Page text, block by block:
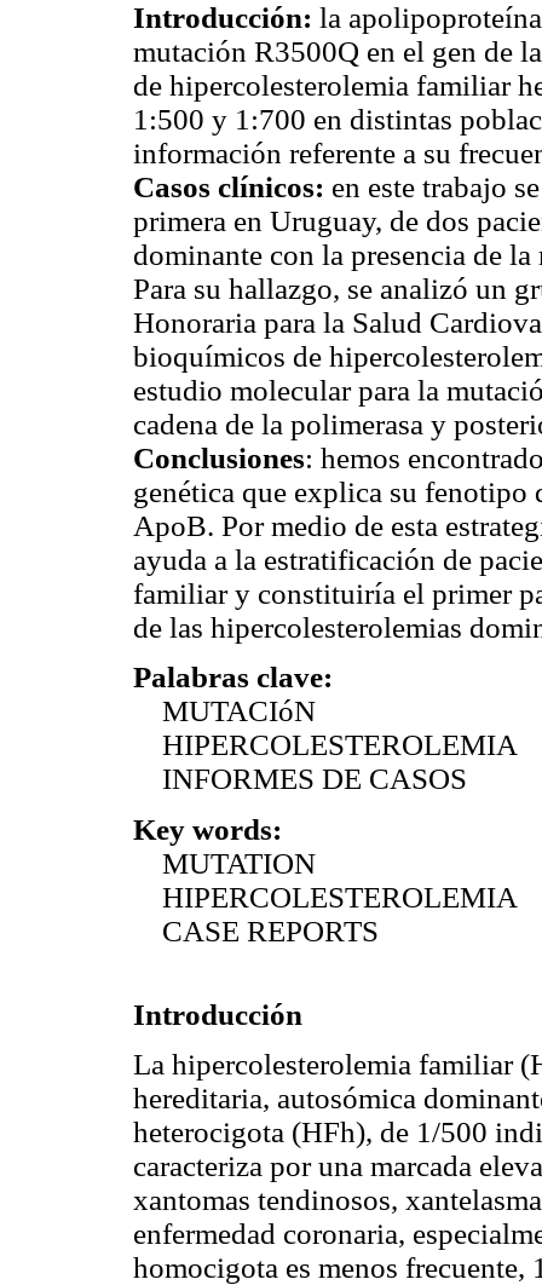
Introducción: la
mutación R3500Q en el gen de
de hipercolesterolemia familiar
1:500 y 1:700 en distintas
información referente a su
Casos clínicos: en este trabajo
primera en Uruguay, de dos
dominante con la presencia de
Para su hallazgo, se analizó un
Honoraria para la Salud
bioquímicos de
estudio molecular para la
cadena de la polimerasa y
Conclusiones: hemos
genética que explica su
ApoB. Por medio de esta
ayuda a la estratificación de
familiar y constituiría el primer
de las hipercolesterolemias
Palabras clave:
MUTACIóN
HIPERCOLESTEROLEMIA
INFORMES DE CASOS
Key words:
MUTATION
HIPERCOLESTEROLEMIA
CASE REPORTS
Introducción
La hipercolesterolemia familiar
hereditaria, autosómica
heterocigota (HFh), de 1/500
caracteriza por una marcada
xantomas tendinosos,
enfermedad coronaria,
homocigota es menos